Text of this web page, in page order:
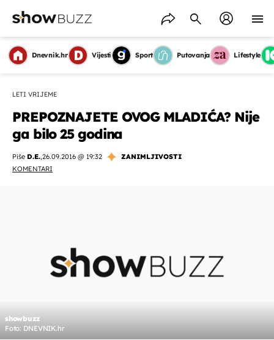
Dnevnik.hr Vijesti Sport Putovanja Lifestyle
LETI VRIJEME
PREPOZNAJETE OVOG MLADIĆA? Nije
ga bilo 25 godina
Piše D.E.,26.09.2016 @ 19:32
ZANIMLJIVOSTI
KOMENTARI
showbuzz
Foto: DNEVNIK.hr